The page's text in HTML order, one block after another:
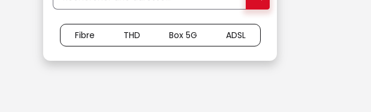
Fibre THD Box 5G ADSL